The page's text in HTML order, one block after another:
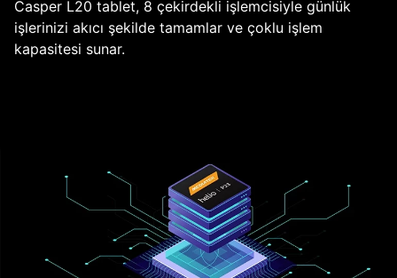
Casper L20 tablet, 8 çekirdekli işlemcisiyle günlük
işlerinizi akıcı şekilde tamamlar ve çoklu işlem
kapasitesi sunar.